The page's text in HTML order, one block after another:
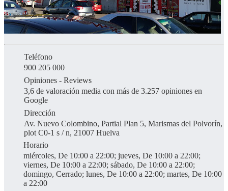
Teléfono
900 205 000
Opiniones - Reviews
3,6 de valoración media con más de 3.257 opiniones en
Google
Dirección
Av. Nuevo Colombino, Partial Plan 5, Marismas del Polvorín,
plot C0-1 s / n, 21007 Huelva
Horario
miércoles, De 10:00 a 22:00; jueves, De 10:00 a 22:00;
viernes, De 10:00 a 22:00; sábado, De 10:00 a 22:00;
domingo, Cerrado; lunes, De 10:00 a 22:00; martes, De 10:00
a 22:00